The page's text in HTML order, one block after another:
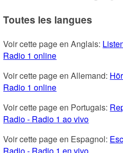
Toutes les langues
Voir cette page en Anglais:
Radio 1 online
Voir cette page en Allemand:
Radio 1 online
Voir cette page en Portugais:
Radio - Radio 1 ao vivo
Voir cette page en Espagnol:
Radio - Radio 1 en vivo